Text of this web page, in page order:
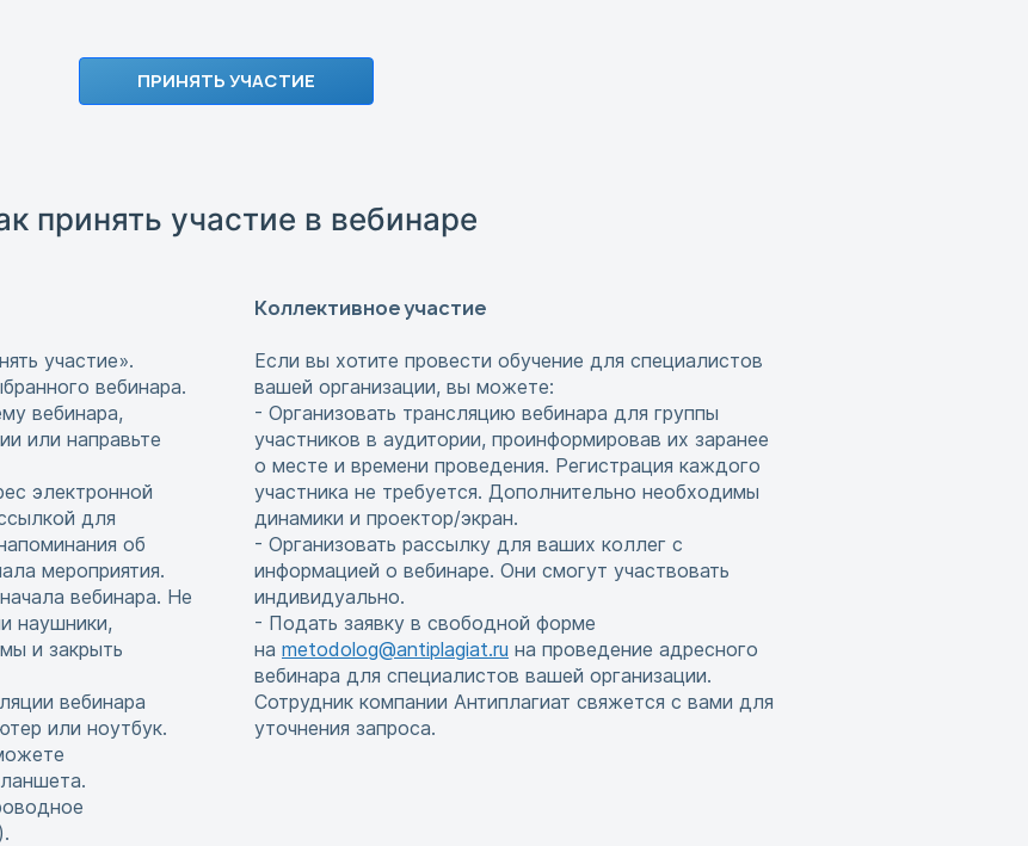
ПРИНЯТЬ УЧАСТИЕ
принять участие в вебинаре
участие».
вебинара.
вебинара,
или направьте
электронной
для
об
мероприятия.
вебинара. Не
наушники,
и закрыть
вебинара
или ноутбук.
Коллективное участие
Если вы хотите провести обучение для специалистов
вашей организации, вы можете:
- Организовать трансляцию вебинара для группы
участников в аудитории, проинформировав их заранее
о месте и времени проведения. Регистрация каждого
участника не требуется. Дополнительно необходимы
динамики и проектор/экран.
- Организовать рассылку для ваших коллег с
информацией о вебинаре. Они смогут участвовать
индивидуально.
- Подать заявку в свободной форме
на metodolog@antiplagiat.ru на проведение адресного
вебинара для специалистов вашей организации.
Сотрудник компании Антиплагиат свяжется с вами для
уточнения запроса.